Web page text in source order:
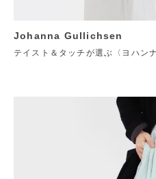
Johanna Gullichsen
テイスト＆タッチが選ぶ〈ヨハン